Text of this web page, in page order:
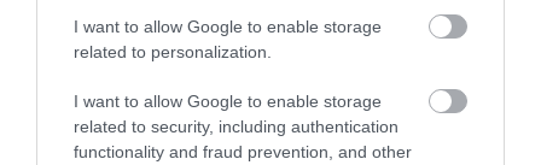
I want to allow Google to enable storage
related to personalization.
I want to allow Google to enable storage
related to security, including authentication
functionality and fraud prevention, and other